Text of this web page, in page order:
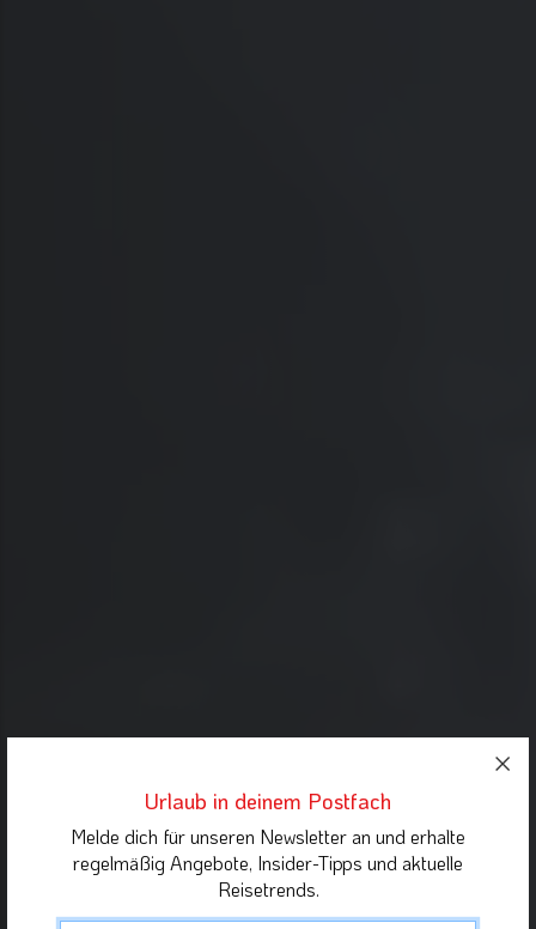
Urlaub in deinem Postfach
Melde dich für unseren Newsletter an und erhalte
regelmäßig Angebote, Insider-Tipps und aktuelle
Reisetrends.